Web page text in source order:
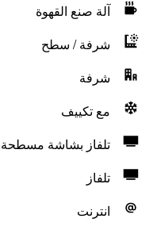
آلة صنع القهوة
شرفة / سطح
شرفة
مع تكييف
تلفاز بشاشة مسطحة
تلفاز
انترنت